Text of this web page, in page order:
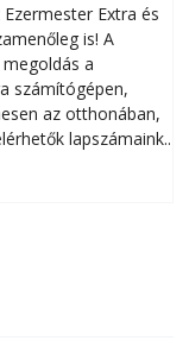
Extra és
is! A
a
számítógépen,
az otthonában,
lapszámaink.